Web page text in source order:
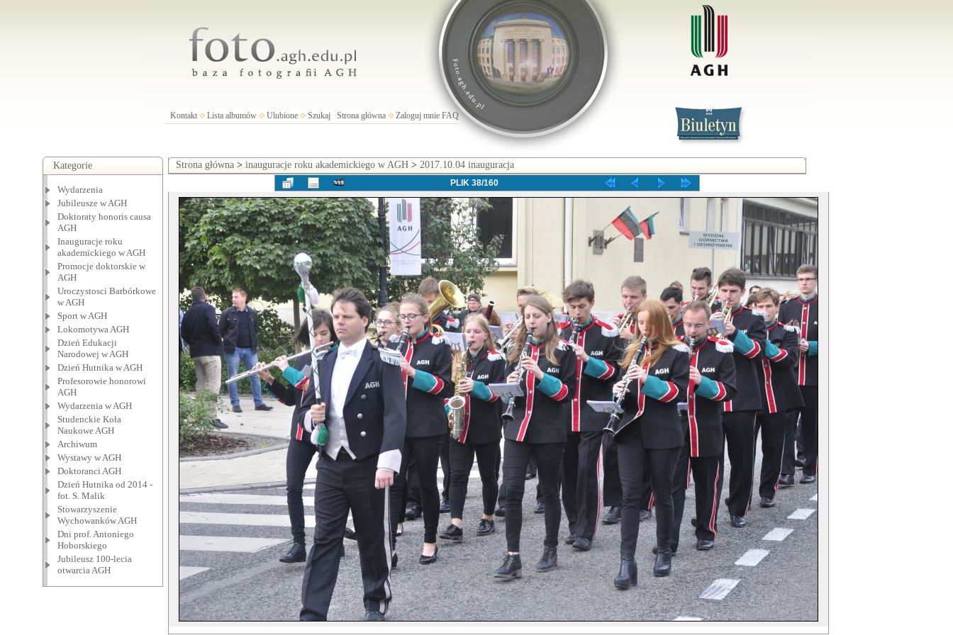
Kontakt Lista albumów Ulubione Szukaj Strona główna Zaloguj mnie FAQ
Kategorie
Wydarzenia
Jubileusze w AGH
Doktoraty honoris causa
AGH
Inauguracje roku
akademickiego w AGH
Promocje doktorskie w
AGH
Uroczystosci Barbórkowe
w AGH
Sport w AGH
Lokomotywa AGH
Dzień Edukacji
Narodowej w AGH
Dzień Hutnika w AGH
Profesorowie honorowi
AGH
Wydarzenia w AGH
Studenckie Koła
Naukowe AGH
Archiwum
Wystawy w AGH
Doktoranci AGH
Dzień Hutnika od 2014 -
fot. S. Malik
Stowarzyszenie
Wychowanków AGH
Dni prof. Antoniego
Hoborskiego
Jubileusz 100-lecia
otwarcia AGH
Strona główna> inauguracje roku akademickiego w AGH> 2017.10.04 inauguracja
PLIK 38/160